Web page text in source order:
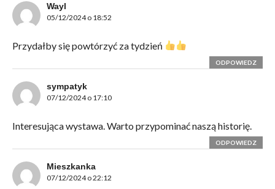
Wayl
05/12/2024 o 18:52
Przydałby się powtórzyć za tydzień
ODPOWIEDZ
sympatyk
07/12/2024 o 17:10
Interesująca wystawa. Warto przypominać naszą historię.
ODPOWIEDZ
Mieszkanka
07/12/2024 o 22:12